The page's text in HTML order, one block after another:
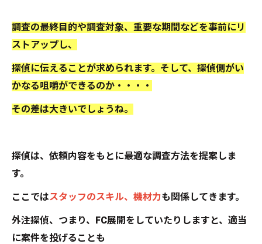
調査の最終目的や調査対象、重要な期間などを事前にリ
ストアップし、
探偵に伝えることが求められます。そして、探偵側がい
かなる咀嚼ができるのか・・・・
その差は大きいでしょうね。
探偵は、依頼内容をもとに最適な調査方法を提案しま
す。
ここではスタッフのスキル、機材力も関係してきます。
外注探偵、つまり、FC展開をしていたりしますと、適当
に案件を投げることも